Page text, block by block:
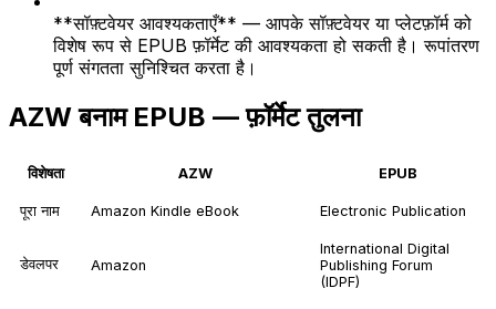
**सॉफ़्टवेयर आवश्यकताएँ** — आपके सॉफ़्टवेयर या प्लेटफ़ॉर्म को
विशेष रूप से EPUB फ़ॉर्मेट की आवश्यकता हो सकती है। रूपांतरण
पूर्ण संगतता सुनिश्चित करता है।
AZW बनाम EPUB — फ़ॉर्मेट तुलना
विशेषता AZW EPUB
पूरा नाम Amazon Kindle eBook Electronic Publication
डेवलपर Amazon
International Digital
Publishing Forum
(IDPF)